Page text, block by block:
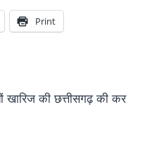
Print
खारिज की छत्तीसगढ़ की कर